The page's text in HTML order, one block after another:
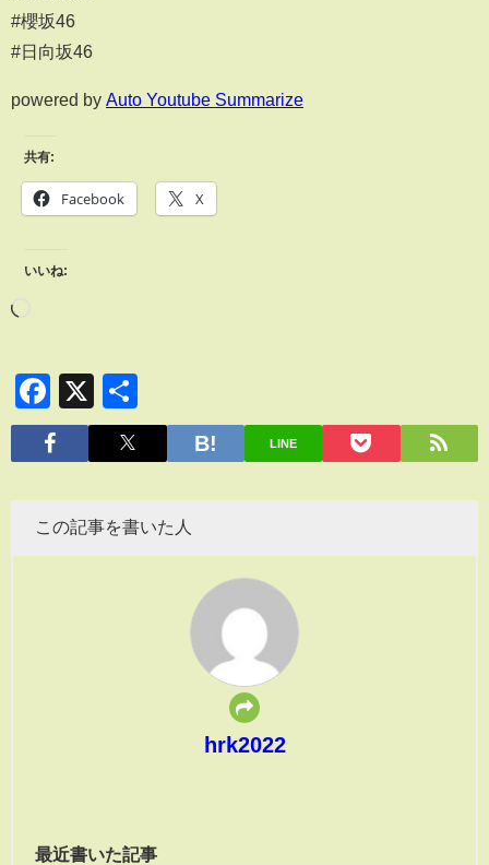
#櫻坂46
#日向坂46
powered by Auto Youtube Summarize
共有:
Facebook X
いいね:
Facebook
X
有
LINE
この記事を書いた人
hrk2022
最近書いた記事